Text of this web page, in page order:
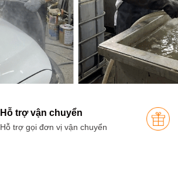
Hỗ trợ vận chuyển
Hỗ trợ gọi đơn vị vận chuyển